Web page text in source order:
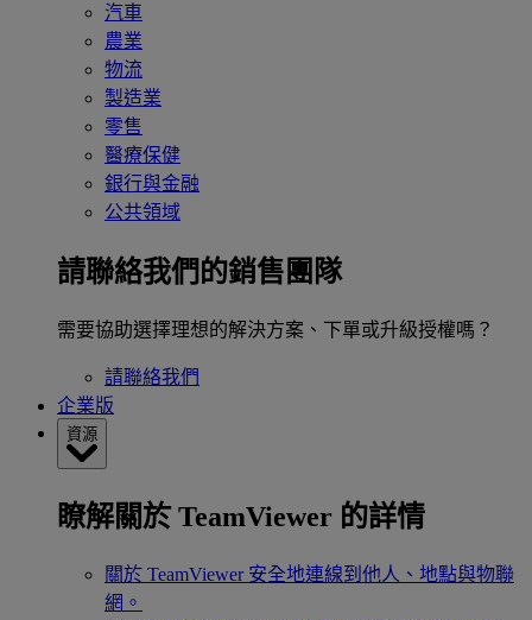
汽車
農業
物流
製造業
零售
醫療保健
銀行與金融
公共領域
請聯絡我們的銷售團隊
需要協助選擇理想的解決方案、下單或升級授權嗎？
請聯絡我們
企業版
資源
瞭解關於 TeamViewer 的詳情
關於 TeamViewer 安全地連線到他人、地點與物聯
網。